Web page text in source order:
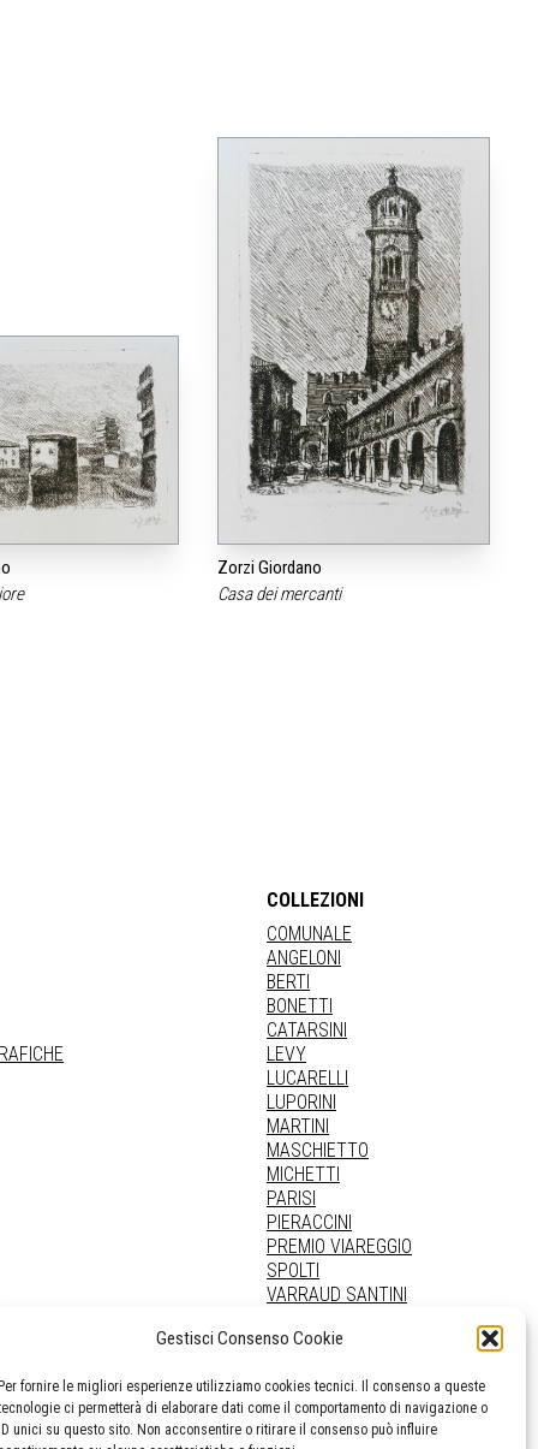
Gestisci Consenso Cookie
fornire le migliori esperienze utilizziamo cookies tecnici. Il consenso a queste
ci permetterà di elaborare dati come il comportamento di navigazione o
unici su questo sito. Non acconsentire o ritirare il consenso può influire
Zorzi Giordano
Casa dei mercanti
COLLEZIONI
COMUNALE
ANGELONI
BERTI
BONETTI
CATARSINI
LEVY
LUCARELLI
LUPORINI
MARTINI
MASCHIETTO
MICHETTI
PARISI
PIERACCINI
PREMIO VIAREGGIO
SPOLTI
VARRAUD SANTINI